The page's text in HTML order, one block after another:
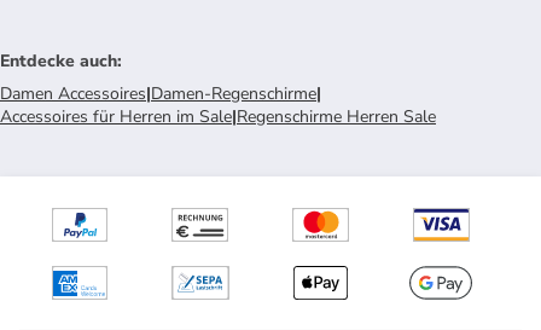
Entdecke auch:
Damen Accessoires|Damen-Regenschirme|
Accessoires für Herren im Sale|Regenschirme Herren Sale